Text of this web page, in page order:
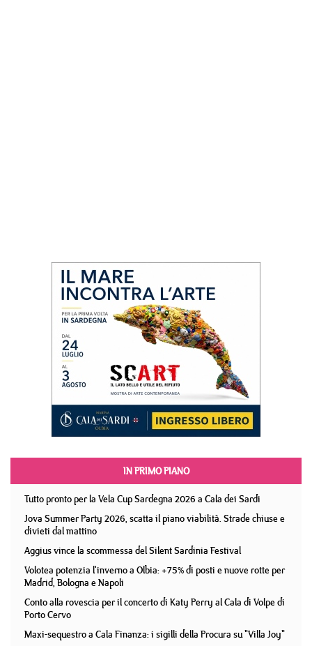
IN PRIMO PIANO
Tutto pronto per la Vela Cup Sardegna 2026 a Cala dei Sardi
Jova Summer Party 2026, scatta il piano viabilità. Strade chiuse e
divieti dal mattino
Aggius vince la scommessa del Silent Sardinia Festival
Volotea potenzia l'inverno a Olbia: +75% di posti e nuove rotte per
Madrid, Bologna e Napoli
Conto alla rovescia per il concerto di Katy Perry al Cala di Volpe di
Porto Cervo
Maxi-sequestro a Cala Finanza: i sigilli della Procura su "Villa Joy"